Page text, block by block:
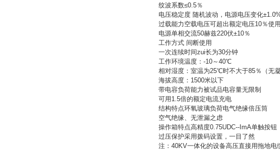
纹波系数≤0.5％
电压稳定度 随机波动，电源电压变化
过载能力空载电压可超出额定电压10％使
电源单相交流50赫兹220伏±10％
工作方式 间断使用
一次连续时间zui长为30分钟
工作环境温度：-10～40℃
相对湿度：室温为25℃时不大于85％（无凝
海拔高度：1500米以下
带电容负荷能力被试品电容量无限制
可用1.5倍的额定电流充电
结构特点环氧玻璃负荷电气绝缘倍压筒
空气绝缘、无泄漏之虑
操作箱特点高精度0.75UDC--ImA单触按
过压保护采用拨码设置，一目了然
注：40KV一体化的设备高压直接用拖地电